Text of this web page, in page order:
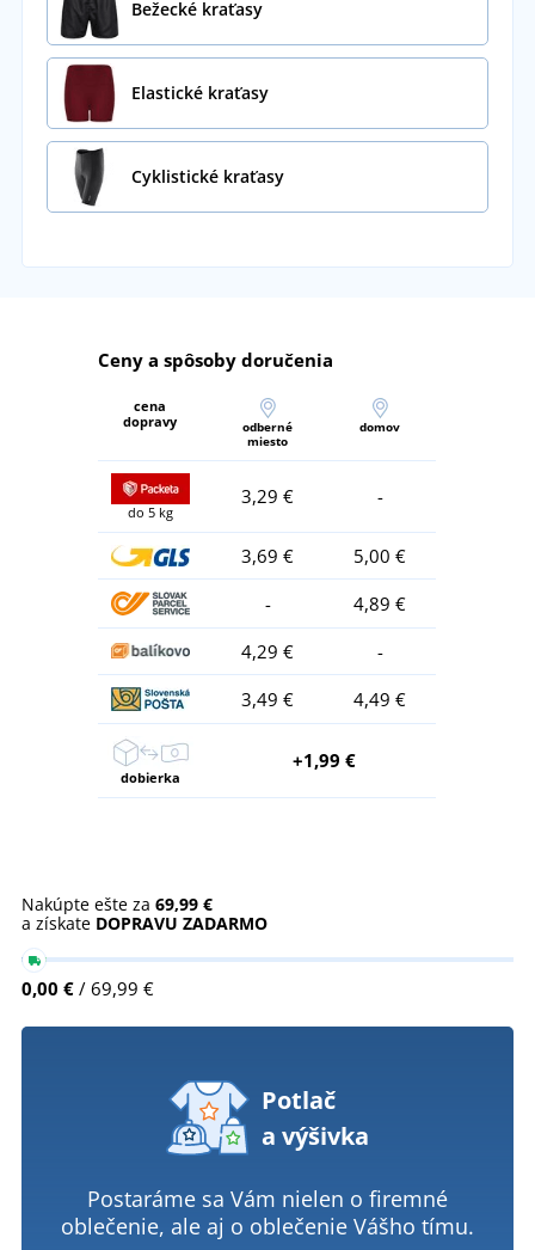
Bežecké kraťasy
Elastické kraťasy
Cyklistické kraťasy
Ceny a spôsoby doručenia
cena
dopravy
odberné
miesto
domov
do 5 kg
3,29 € -
3,69 €
5,00 €
-
4,89 €
4,29 €
-
3,49 €
4,49 €
dobierka
+1,99 €
Nakúpte ešte za 69,99 €
a získate DOPRAVU ZADARMO
0,00 € / 69,99 €
Potlač
a výšivka
Postaráme sa Vám nielen o firemné
oblečenie, ale aj o oblečenie Vášho tímu.